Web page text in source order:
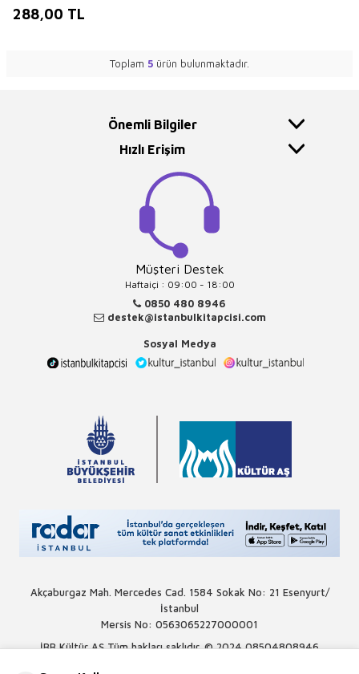
288,00 TL
Toplam 5 ürün bulunmaktadır.
Önemli Bilgiler
Hızlı Erişim
Müşteri Destek
Haftaiçi : 09:00 - 18:00
0850 480 8946
destek@istanbulkitapcisi.com
Sosyal Medya
Akçaburgaz Mah. Mercedes Cad. 1584 Sokak No: 21 Esenyurt/
İstanbul
Mersis No: 0563065227000001
İBB Kültür AŞ Tüm hakları saklıdır. © 2024 08504808946